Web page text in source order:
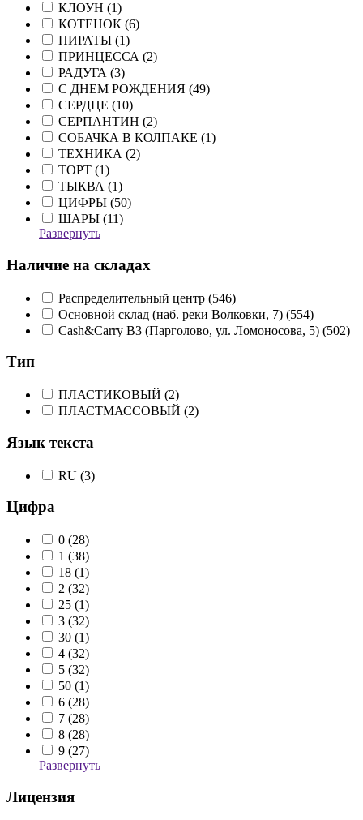
КЛОУН (1)
КОТЕНОК (6)
ПИРАТЫ (1)
ПРИНЦЕССА (2)
РАДУГА (3)
С ДНЕМ РОЖДЕНИЯ (49)
СЕРДЦЕ (10)
СЕРПАНТИН (2)
СОБАЧКА В КОЛПАКЕ (1)
ТЕХНИКА (2)
ТОРТ (1)
ТЫКВА (1)
ЦИФРЫ (50)
ШАРЫ (11)
Развернуть
Наличие на складах
Распределительный центр (546)
Основной склад (наб. реки Волковки, 7) (554)
Cash&Carry B3 (Парголово, ул. Ломоносова, 5) (502)
Тип
ПЛАСТИКОВЫЙ (2)
ПЛАСТМАССОВЫЙ (2)
Язык текста
RU (3)
Цифра
0 (28)
1 (38)
18 (1)
2 (32)
25 (1)
3 (32)
30 (1)
4 (32)
5 (32)
50 (1)
6 (28)
7 (28)
8 (28)
9 (27)
Развернуть
Лицензия